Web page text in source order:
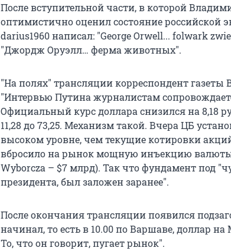
После вступительной части, в которой
оптимистично оценил состояние российской
darius1960 написал: "George Orwell... folwark
"Джордж Оруэлл… ферма животных".
"На полях" трансляции корреспондент газеты
"Интервью Путина журналистам
Официальный курс доллара снизился на 8,18
11,28 до 73,25. Механизм такой. Вчера ЦБ
высоком уровне, чем текущие котировки
вбросило на рынок мощную инъекцию валюты
Wyborcza – $7 млрд). Так что фундамент под
президента, был заложен заранее".
После окончания трансляции появился
начинал, то есть в 10.00 по Варшаве, доллар
То, что он говорит, пугает рынок".